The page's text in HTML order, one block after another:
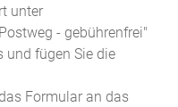
unter
- gebührenfrei"
und fügen Sie die
Formular an das